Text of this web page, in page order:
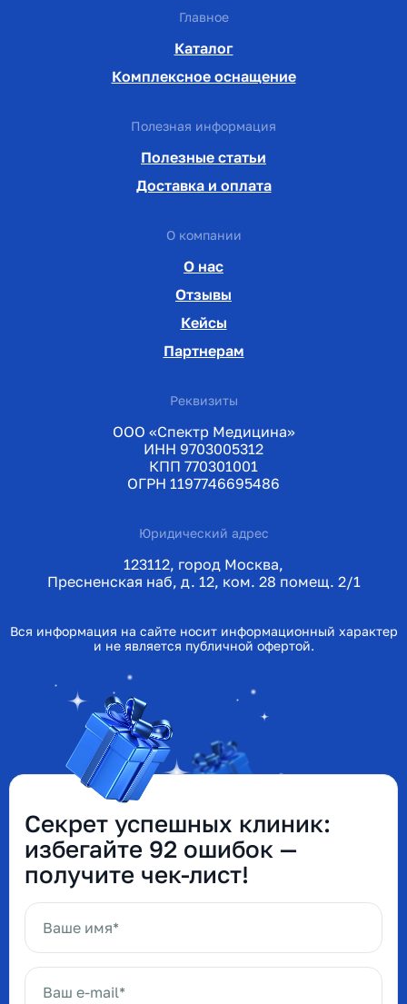
Главное
Каталог
Комплексное оснащение
Полезная информация
Полезные статьи
Доставка и оплата
О компании
О нас
Отзывы
Кейсы
Партнерам
Реквизиты
ООО «Спектр Медицина»
ИНН 9703005312
КПП 770301001
ОГРН 1197746695486
Юридический адрес
123112, город Москва,
Пресненская наб, д. 12, ком. 28 помещ. 2/1
Вся информация на сайте носит информационный характер
и не является публичной офертой.
Секрет успешных клиник:
избегайте 92 ошибок —
получите чек-лист!